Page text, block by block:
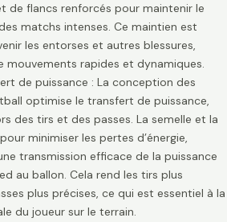
de flancs renforcés pour maintenir le
matchs intenses. Ce maintien est
les entorses et autres blessures,
mouvements rapides et dynamiques.
de puissance : La conception des
optimise le transfert de puissance,
des tirs et des passes. La semelle et la
minimiser les pertes d’énergie,
transmission efficace de la puissance
au ballon. Cela rend les tirs plus
plus précises, ce qui est essentiel à la
du joueur sur le terrain.